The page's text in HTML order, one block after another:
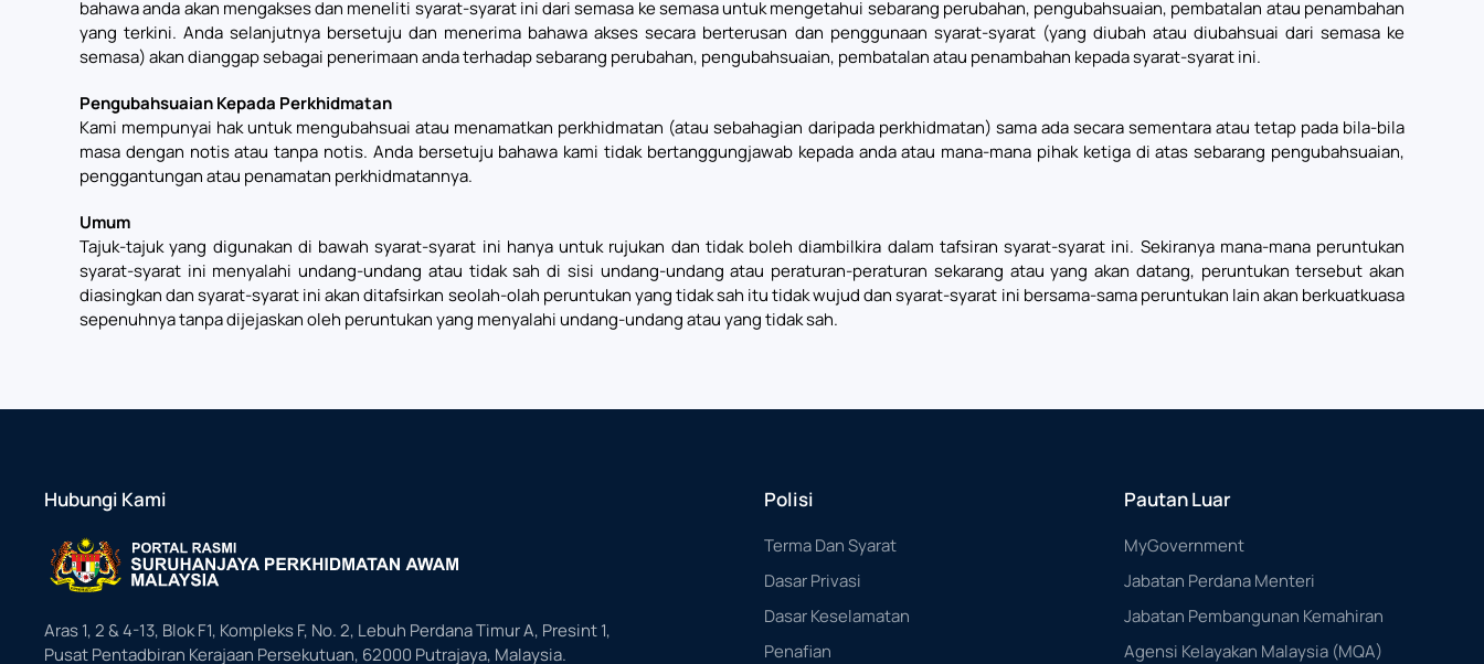
bahawa anda akan mengakses dan meneliti syarat-syarat ini dari semasa ke semasa untuk mengetahui sebarang perubahan, pengubahsuaian, pembatalan atau penambahan
yang terkini. Anda selanjutnya bersetuju dan menerima bahawa akses secara berterusan dan penggunaan syarat-syarat (yang diubah atau diubahsuai dari semasa ke
semasa) akan dianggap sebagai penerimaan anda terhadap sebarang perubahan, pengubahsuaian, pembatalan atau penambahan kepada syarat-syarat ini.
Pengubahsuaian Kepada Perkhidmatan
Kami mempunyai hak untuk mengubahsuai atau menamatkan perkhidmatan (atau sebahagian daripada perkhidmatan) sama ada secara sementara atau tetap pada bila-bila
masa dengan notis atau tanpa notis. Anda bersetuju bahawa kami tidak bertanggungjawab kepada anda atau mana-mana pihak ketiga di atas sebarang pengubahsuaian,
penggantungan atau penamatan perkhidmatannya.
Umum
Tajuk-tajuk yang digunakan di bawah syarat-syarat ini hanya untuk rujukan dan tidak boleh diambilkira dalam tafsiran syarat-syarat ini. Sekiranya mana-mana peruntukan
syarat-syarat ini menyalahi undang-undang atau tidak sah di sisi undang-undang atau peraturan-peraturan sekarang atau yang akan datang, peruntukan tersebut akan
diasingkan dan syarat-syarat ini akan ditafsirkan seolah-olah peruntukan yang tidak sah itu tidak wujud dan syarat-syarat ini bersama-sama peruntukan lain akan berkuatkuasa
sepenuhnya tanpa dijejaskan oleh peruntukan yang menyalahi undang-undang atau yang tidak sah.
Hubungi Kami
Aras 1, 2 & 4-13, Blok F1, Kompleks F, No. 2, Lebuh Perdana Timur A, Presint 1,
Pusat Pentadbiran Kerajaan Persekutuan, 62000 Putrajaya, Malaysia.
Polisi
Terma Dan Syarat
Dasar Privasi
Dasar Keselamatan
Penafian
Pautan Luar
MyGovernment
Jabatan Perdana Menteri
Jabatan Pembangunan Kemahiran
Agensi Kelayakan Malaysia (MQA)